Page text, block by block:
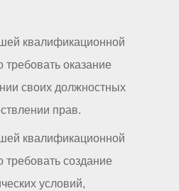
квалификационной
требовать оказание
своих должностных
прав.
квалификационной
требовать создание
условий,